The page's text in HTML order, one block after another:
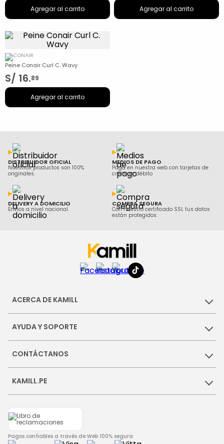
Agregar al carrito Agregar al carrito
Peine Conair Curl C. Wavy
S/ 16.89
Agregar al carrito
DISTRIBUIDOR OFICIAL
Nuestros productos son 100%
originales.
MEDIOS DE PAGO
Paga en nuestra web con tarjetas de
crédito y débito
DELIVERY A DOMICILIO
Envíos a nivel nacional.
COMPRA SEGURA
Con nuestro certificado SSL tus datos
están protegidos.
ACERCA DE KAMILL
AYUDA Y SOPORTE
CONTÁCTANOS
KAMILL.PE
Pagos confiables a través de:Web 100% segura